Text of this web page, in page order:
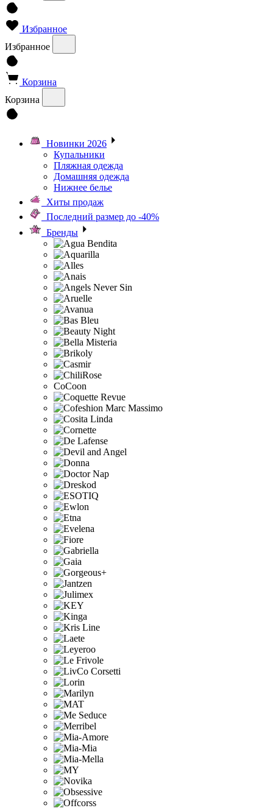
Избранное
Избранное
Корзина
Корзина
Новинки 2026
Купальники
Пляжная одежда
Домашняя одежда
Нижнее белье
Хиты продаж
Последний размер до -40%
Бренды
CoCoon